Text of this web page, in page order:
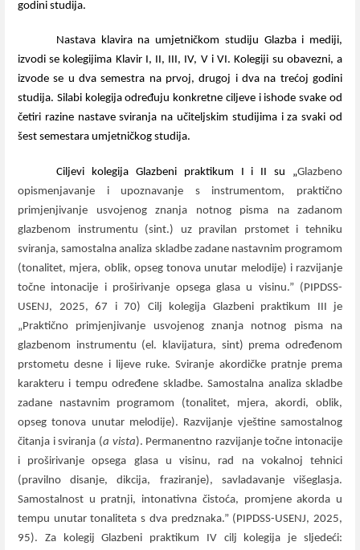
godini studija.
Nastava klavira na umjetničkom studiju Glazba i mediji,
izvodi se kolegijima Klavir I, II, III, IV, V i VI. Kolegiji su obavezni, a
izvode se u dva semestra na prvoj, drugoj i dva na trećoj godini
studija. Silabi kolegija određuju konkretne ciljeve i ishode svake od
četiri razine nastave sviranja na učiteljskim studijima i za svaki od
šest semestara umjetničkog studija.
Ciljevi kolegija Glazbeni praktikum I i II su „Glazbeno
opismenjavanje i upoznavanje s instrumentom, praktično
primjenjivanje usvojenog znanja notnog pisma na zadanom
glazbenom instrumentu (sint.) uz pravilan prstomet i tehniku
sviranja, samostalna analiza skladbe zadane nastavnim programom
(tonalitet, mjera, oblik, opseg tonova unutar melodije) i razvijanje
točne intonacije i proširivanje opsega glasa u visinu.” (PIPDSS-
USENJ, 2025, 67 i 70) Cilj kolegija Glazbeni praktikum III je
„Praktično primjenjivanje usvojenog znanja notnog pisma na
glazbenom instrumentu (el. klavijatura, sint) prema određenom
prstometu desne i lijeve ruke. Sviranje akordičke pratnje prema
karakteru i tempu određene skladbe. Samostalna analiza skladbe
zadane nastavnim programom (tonalitet, mjera, akordi, oblik,
opseg tonova unutar melodije). Razvijanje vještine samostalnog
čitanja i sviranja (a vista). Permanentno razvijanje točne intonacije
i proširivanje opsega glasa u visinu, rad na vokalnoj tehnici
(pravilno disanje, dikcija, fraziranje), savladavanje višeglasja.
Samostalnost u pratnji, intonativna čistoća, promjene akorda u
tempu unutar tonaliteta s dva predznaka.” (PIPDSS-USENJ, 2025,
95). Za kolegij Glazbeni praktikum IV cilj kolegija je sljedeći: